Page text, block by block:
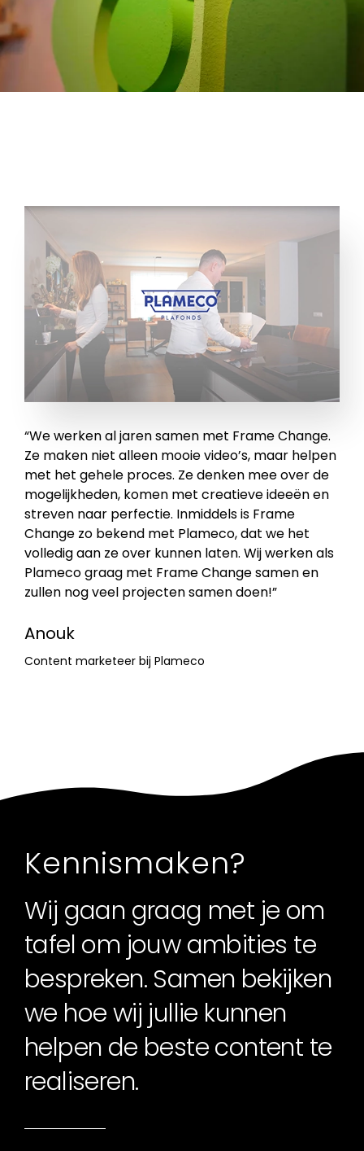
“We werken al jaren samen met Frame Change.
Ze maken niet alleen mooie video’s, maar helpen
met het gehele proces. Ze denken mee over de
mogelijkheden, komen met creatieve ideeën en
streven naar perfectie. Inmiddels is Frame
Change zo bekend met Plameco, dat we het
volledig aan ze over kunnen laten. Wij werken als
Plameco graag met Frame Change samen en
zullen nog veel projecten samen doen!”
Anouk
Content marketeer bij Plameco
Kennismaken?
Wij gaan graag met je om
tafel om jouw ambities te
bespreken. Samen bekijken
we hoe wij jullie kunnen
helpen de beste content te
realiseren.